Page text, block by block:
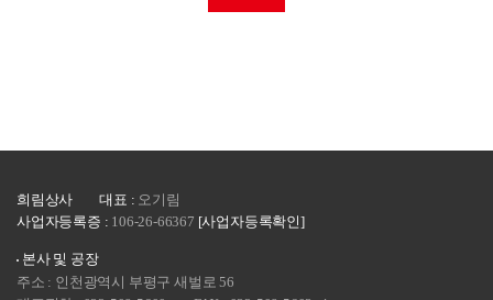
희림상사 대표 : 오기림
사업자등록증 : 106-26-66367 [사업자등록확인]
본사 및 공장
주소 : 인천광역시 부평구 새벌로 56